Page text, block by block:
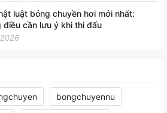
luật bóng chuyền hơi mới nhất:
điều cần lưu ý khi thi đấu
bongchuyennu